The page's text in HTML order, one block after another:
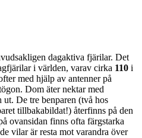
dagaktiva fjärilar. Det
i världen, varav cirka 110 i
med hjälp av antenner på
Dom äter nektar med
ut. De tre benparen (två hos
tillbakabildat!) återfinns på den
ovansidan finns ofta färgstarka
vilar är resta mot varandra över